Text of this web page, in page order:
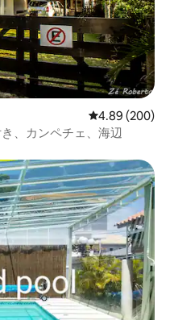
レビュー200
4.89 (200)
、カンペチェ、海辺